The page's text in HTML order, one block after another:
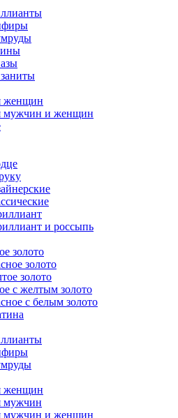
женщин
мужчин и женщин
и россыпь
золото
золото
золото
с желтым золото
с белым золото
женщин
мужчин
мужчин и женщин